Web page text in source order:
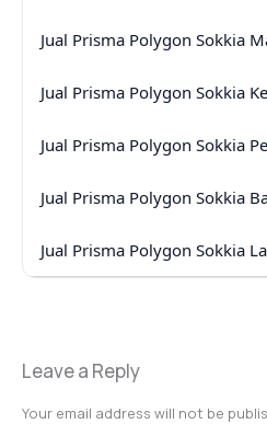
Jual Prisma Polygon Sokkia
Jual Prisma Polygon Sokkia
Jual Prisma Polygon Sokkia
Jual Prisma Polygon Sokkia
Jual Prisma Polygon Sokkia
Leave a Reply
Your email address will not be